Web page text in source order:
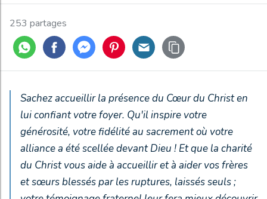
253 partages
Sachez accueillir la présence du Cœur du Christ en
lui confiant votre foyer. Qu'il inspire votre
générosité, votre fidélité au sacrement où votre
alliance a été scellée devant Dieu ! Et que la charité
du Christ vous aide à accueillir et à aider vos frères
et sœurs blessés par les ruptures, laissés seuls ;